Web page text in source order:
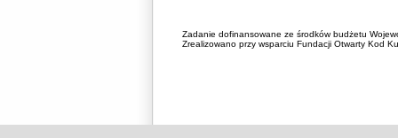
Zadanie dofinansowane ze środków budżetu
Zrealizowano przy wsparciu Fundacji Otwarty Kod